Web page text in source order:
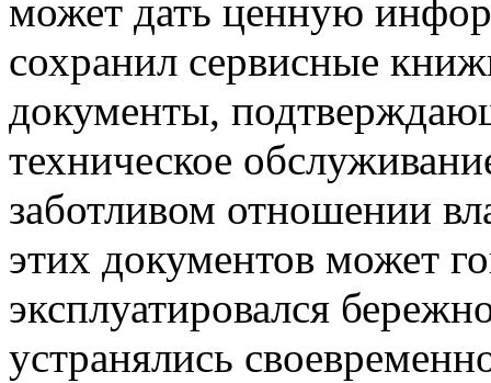
может дать ценную
сохранил сервисные
документы,
техническое
заботливом отношении
этих документов может
эксплуатировался
устранялись